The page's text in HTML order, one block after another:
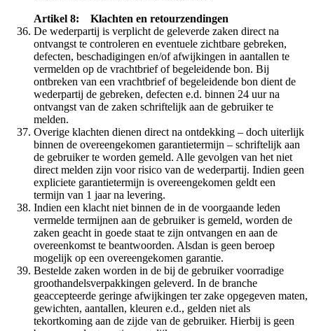
Artikel 8: Klachten en retourzendingen
De wederpartij is verplicht de geleverde zaken direct na
ontvangst te controleren en eventuele zichtbare gebreken,
defecten, beschadigingen en/of afwijkingen in aantallen te
vermelden op de vrachtbrief of begeleidende bon. Bij
ontbreken van een vrachtbrief of begeleidende bon dient de
wederpartij de gebreken, defecten e.d. binnen 24 uur na
ontvangst van de zaken schriftelijk aan de gebruiker te
melden.
Overige klachten dienen direct na ontdekking – doch uiterlijk
binnen de overeengekomen garantietermijn – schriftelijk aan
de gebruiker te worden gemeld. Alle gevolgen van het niet
direct melden zijn voor risico van de wederpartij. Indien geen
expliciete garantietermijn is overeengekomen geldt een
termijn van 1 jaar na levering.
Indien een klacht niet binnen de in de voorgaande leden
vermelde termijnen aan de gebruiker is gemeld, worden de
zaken geacht in goede staat te zijn ontvangen en aan de
overeenkomst te beantwoorden. Alsdan is geen beroep
mogelijk op een overeengekomen garantie.
Bestelde zaken worden in de bij de gebruiker voorradige
groothandelsverpakkingen geleverd. In de branche
geaccepteerde geringe afwijkingen ter zake opgegeven maten,
gewichten, aantallen, kleuren e.d., gelden niet als
tekortkoming aan de zijde van de gebruiker. Hierbij is geen